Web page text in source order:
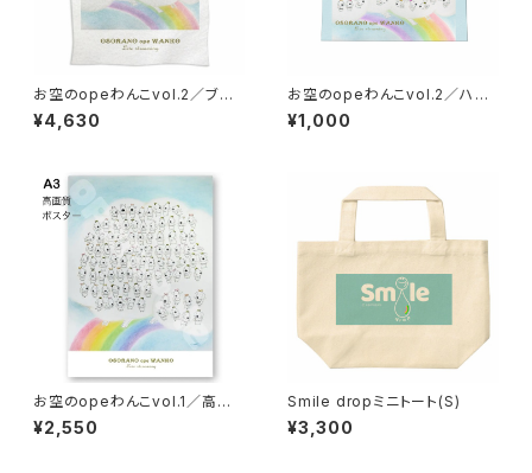
お空のopeわんこvol.2／ブラ
ンケット
¥4,630
お空のopeわんこvol.2／ハン
カチタオル
¥1,000
お空のopeわんこvol.1／高画
質A3ポスター
¥2,550
Smile dropミニトート(S)
¥3,300